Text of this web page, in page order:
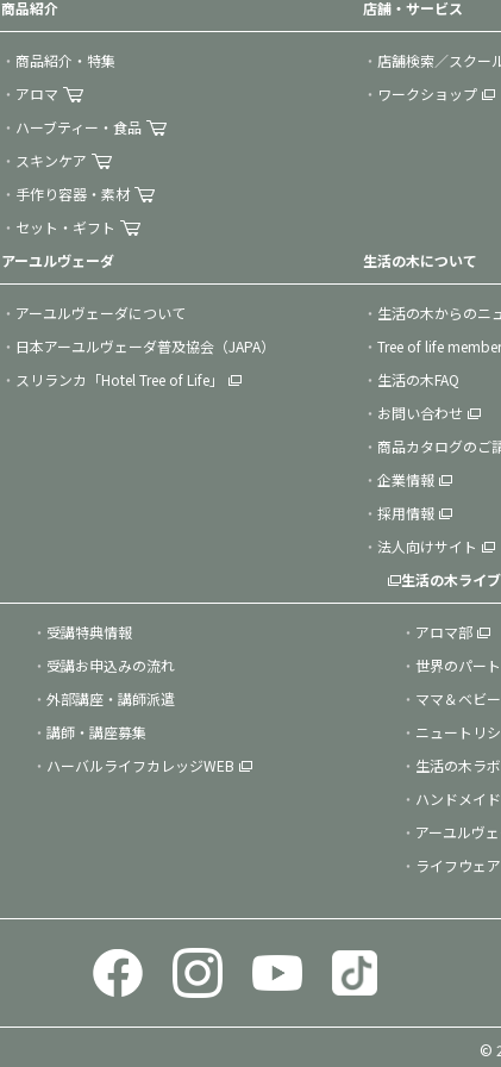
商品紹介
商品紹介・特集
アロマ
ハーブティー・食品
スキンケア
手作り容器・素材
セット・ギフト
店舗・サービス
店舗検索／スクー
ワークショップ
アーユルヴェーダ
アーユルヴェーダについて
日本アーユルヴェーダ普及協会（JAPA）
スリランカ「Hotel Tree of Life」
生活の木について
生活の木からのニ
Tree of life
生活の木FAQ
お問い合わせ
商品カタログのご
企業情報
採用情報
法人向けサイト
受講特典情報
受講お申込みの流れ
外部講座・講師派遣
講師・講座募集
ハーバルライフカレッジWEB
生活の木ライ
アロマ部
世界のパー
ママ＆ベビ
ニュートリ
生活の木ラボ
ハンドメイ
アーユルヴ
ライフウェ
©